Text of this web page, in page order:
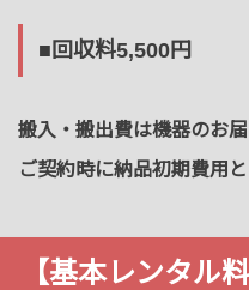
■回収料5,500円
搬入・搬出費は機器のお
ご契約時に納品初期費用
【基本レンタル